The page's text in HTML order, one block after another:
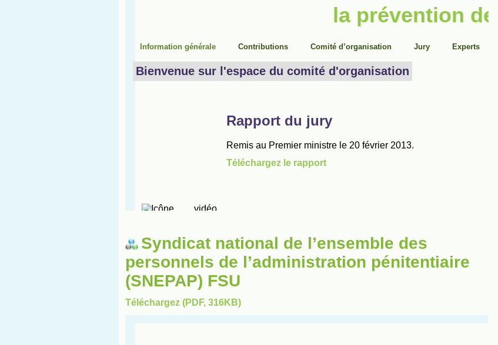
Syndicat national de l’ensemble des
personnels de l’administration pénitentiaire
(SNEPAP) FSU
Téléchargez (PDF, 316KB)